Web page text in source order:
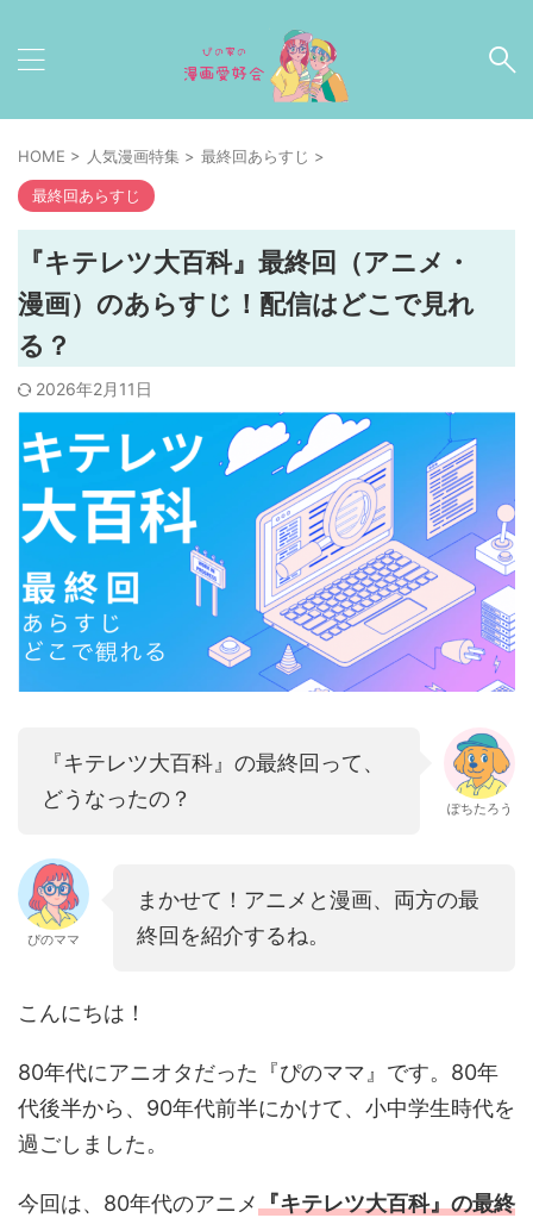
HOME > 人気漫画特集 > 最終回あらすじ >
最終回あらすじ
『キテレツ大百科』最終回（アニメ・
漫画）のあらすじ！配信はどこで見れ
る？
2026年2月11日
『キテレツ大百科』の最終回って、
どうなったの？
ぽちたろう
ぴのママ
まかせて！アニメと漫画、両方の最
終回を紹介するね。
こんにちは！
80年代にアニオタだった『ぴのママ』です。80年
代後半から、90年代前半にかけて、小中学生時代を
過ごしました。
今回は、80年代のアニメ『キテレツ大百科』の最終